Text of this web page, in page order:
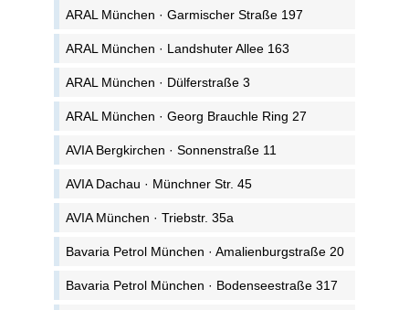
ARAL München · Garmischer Straße 197
ARAL München · Landshuter Allee 163
ARAL München · Dülferstraße 3
ARAL München · Georg Brauchle Ring 27
AVIA Bergkirchen · Sonnenstraße 11
AVIA Dachau · Münchner Str. 45
AVIA München · Triebstr. 35a
Bavaria Petrol München · Amalienburgstraße 20
Bavaria Petrol München · Bodenseestraße 317